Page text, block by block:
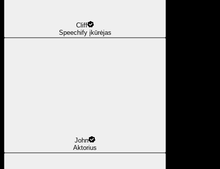
Cliff
Speechify įkūrėjas
John
Aktorius